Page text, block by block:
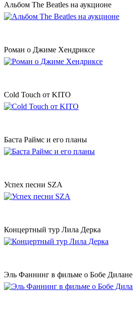
Альбом The Beatles на аукционе
Роман о Джиме Хендриксе
Cold Touch от KITO
Баста Раймс и его планы
Успех песни SZA
Концертный тур Лила Дерка
Эль Фаннинг в фильме о Бобе Дилане